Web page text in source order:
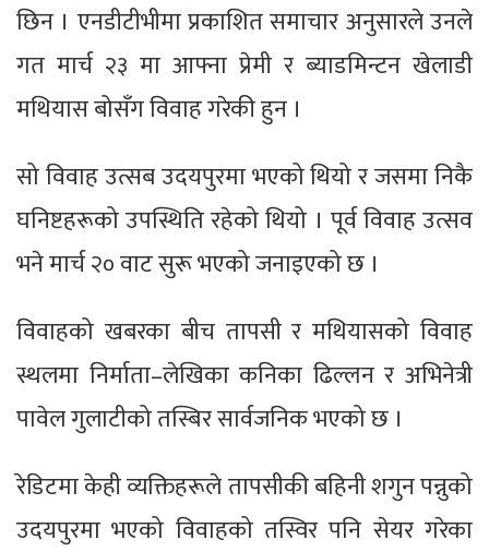
छिन । एनडीटीभीमा प्रकाशित समाचार अनुसारले उनले
गत मार्च २३ मा आफ्ना प्रेमी र ब्याडमिन्टन खेलाडी
मथियास बोसँग विवाह गरेकी हुन ।
सो विवाह उत्सब उदयपुरमा भएको थियो र जसमा निकै
घनिष्टहरूको उपस्थिति रहेको थियो । पूर्व विवाह उत्सव
भने मार्च २० वाट सुरू भएको जनाइएको छ ।
विवाहको खबरका बीच तापसी र मथियासको विवाह
स्थलमा निर्माता–लेखिका कनिका ढिल्लन र अभिनेत्री
पावेल गुलाटीको तस्बिर सार्वजनिक भएको छ ।
रेडिटमा केही व्यक्तिहरूले तापसीकी बहिनी शगुन पन्नुको
उदयपुरमा भएको विवाहको तस्विर पनि सेयर गरेका